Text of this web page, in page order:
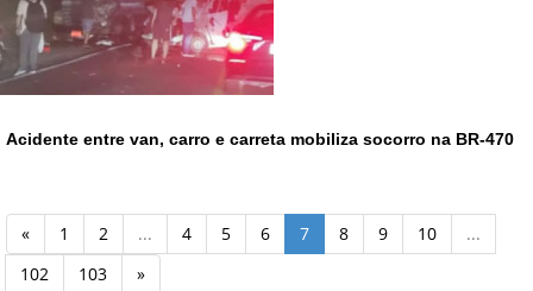
Acidente entre van, carro e carreta mobiliza socorro na BR-470
« 1 2 ... 4 5 6 7 8 9 10
...
102
103 »